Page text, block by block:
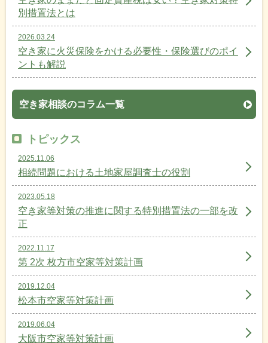
別措置法とは
2026.03.24
空き家に火災保険をかける必要性・保険選びのポイ
ントも解説
空き家相談のコラム一覧
トピックス
2025.11.06
相続問題における土地家屋調査士の役割
2023.05.18
空き家等対策の推進に関する特別措置法の一部を改
正
2022.11.17
第 2次 枚方市空家等対策計画
2019.12.04
松本市空家等対策計画
2019.06.04
大阪市空家等対策計画